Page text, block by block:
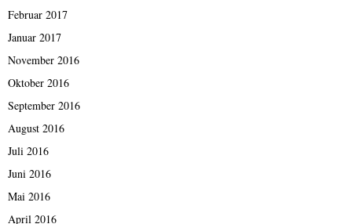
Februar 2017
Januar 2017
November 2016
Oktober 2016
September 2016
August 2016
Juli 2016
Juni 2016
Mai 2016
April 2016